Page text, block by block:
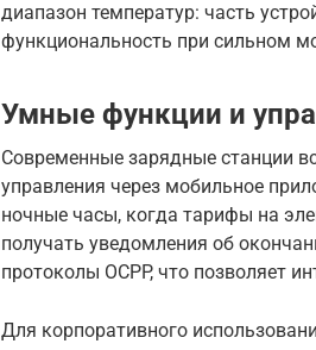
диапазон температур: часть
функциональность при сильном
Умные функции и
Современные зарядные станции
управления через мобильное
ночные часы, когда тарифы на
получать уведомления об
протоколы OCPP, что позволяет
Для корпоративного